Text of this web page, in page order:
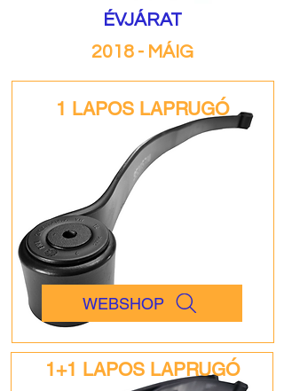
ÉVJÁRAT
2018 - MÁIG
1 LAPOS LAPRUGÓ
WEBSHOP
1+1 LAPOS LAPRUGÓ